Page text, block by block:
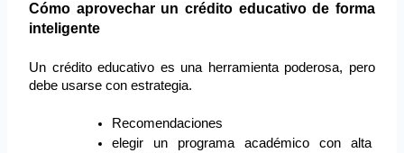
Cómo aprovechar un crédito educativo de forma
inteligente
Un crédito educativo es una herramienta poderosa, pero
debe usarse con estrategia.
Recomendaciones
elegir un programa académico con alta